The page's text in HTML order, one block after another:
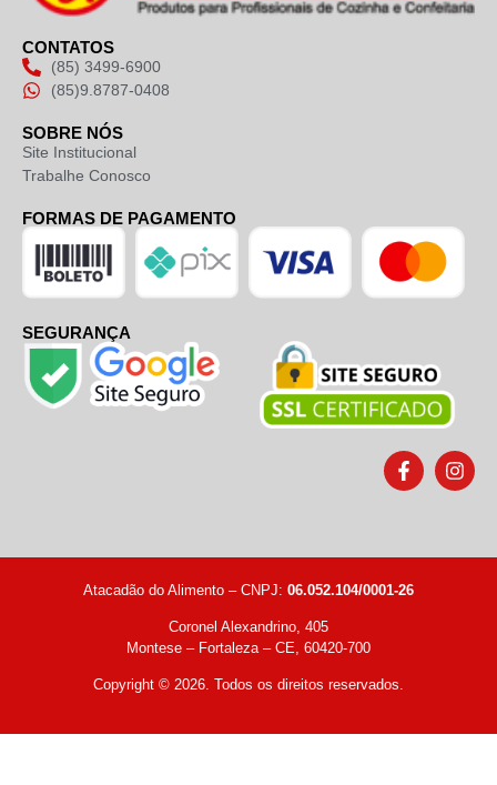
(85) 3499-6900
(85)9.8787-0408
CONTATOS
SOBRE NÓS
Site Institucional
Trabalhe Conosco
FORMAS DE PAGAMENTO
SEGURANÇA
Atacadão do Alimento – CNPJ: 06.052.104/0001-26
Coronel Alexandrino, 405
Montese – Fortaleza – CE, 60420-700
Copyright © 2026. Todos os direitos reservados.